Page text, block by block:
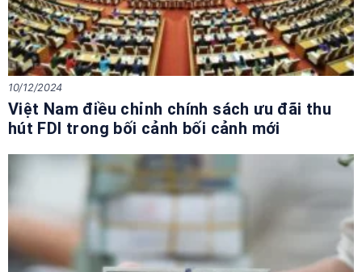
Việt Nam điều chỉnh chính sách ưu đãi thu
hút FDI trong bối cảnh bối cảnh mới
10/12/2024